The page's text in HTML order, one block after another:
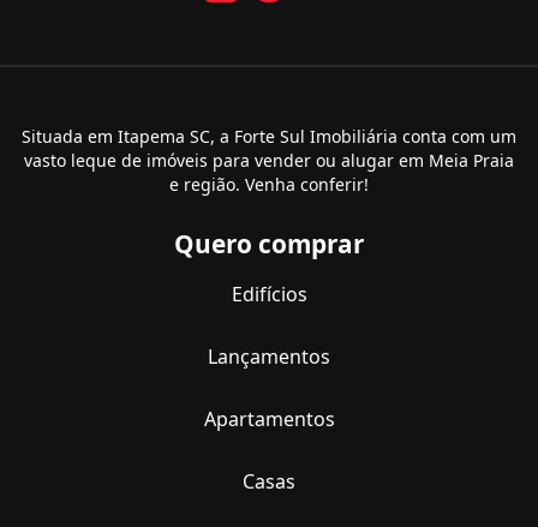
Situada em Itapema SC, a Forte Sul Imobiliária conta com um
vasto leque de imóveis para vender ou alugar em Meia Praia
e região. Venha conferir!
Quero comprar
Edifícios
Lançamentos
Apartamentos
Casas